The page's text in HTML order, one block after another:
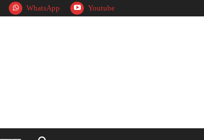
WhatsApp Youtube